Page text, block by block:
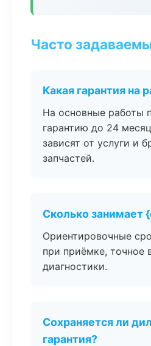
Часто
Какая гарантия на
На основные работы
гарантию до 24
зависят от услуги и
запчастей.
Сколько занимает
Ориентировочные
при приёмке, точное
диагностики.
Сохраняется ли
гарантия?